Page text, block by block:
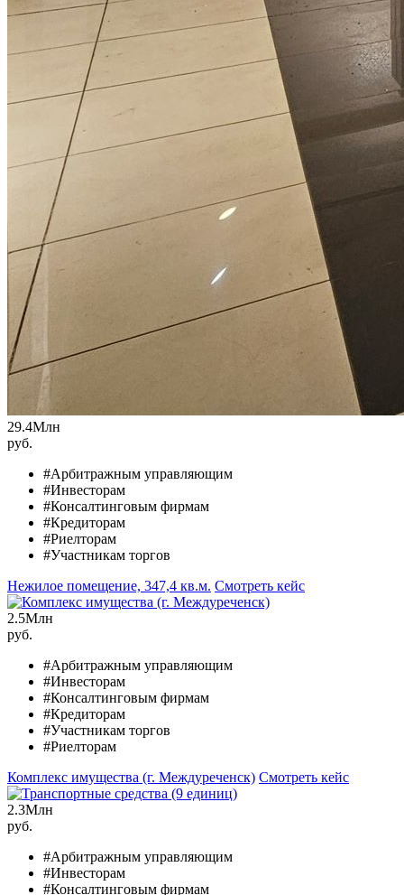
29.4Млн
руб.
#Арбитражным управляющим
#Инвесторам
#Консалтинговым фирмам
#Кредиторам
#Риелторам
#Участникам торгов
Нежилое помещение, 347,4 кв.м. Смотреть кейс
2.5Млн
руб.
#Арбитражным управляющим
#Инвесторам
#Консалтинговым фирмам
#Кредиторам
#Участникам торгов
#Риелторам
Комплекс имущества (г. Междуреченск) Смотреть кейс
2.3Млн
руб.
#Арбитражным управляющим
#Инвесторам
#Консалтинговым фирмам